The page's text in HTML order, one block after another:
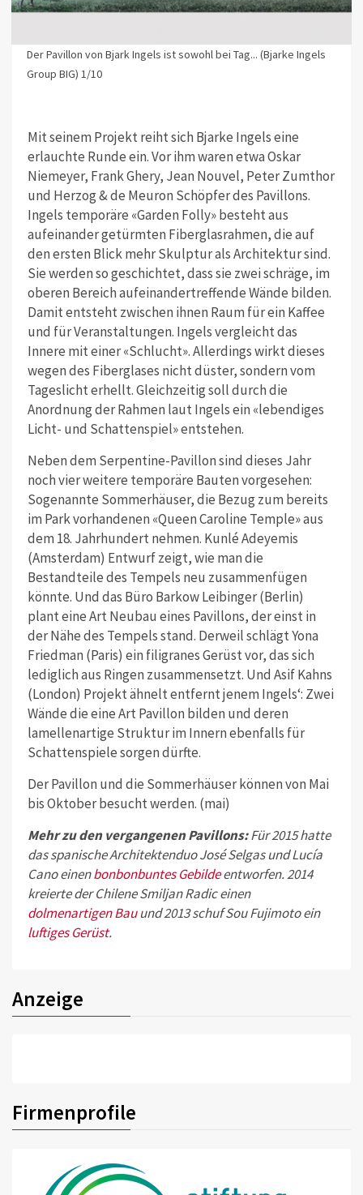
Der Pavillon von Bjark Ingels ist sowohl bei Tag... (Bjarke Ingels
Group BIG) 1/10
Mit seinem Projekt reiht sich Bjarke Ingels eine
erlauchte Runde ein. Vor ihm waren etwa Oskar
Niemeyer, Frank Ghery, Jean Nouvel, Peter Zumthor
und Herzog & de Meuron Schöpfer des Pavillons.
Ingels temporäre «Garden Folly» besteht aus
aufeinander getürmten Fiberglasrahmen, die auf
den ersten Blick mehr Skulptur als Architektur sind.
Sie werden so geschichtet, dass sie zwei schräge, im
oberen Bereich aufeinandertreffende Wände bilden.
Damit entsteht zwischen ihnen Raum für ein Kaffee
und für Veranstaltungen. Ingels vergleicht das
Innere mit einer «Schlucht». Allerdings wirkt dieses
wegen des Fiberglases nicht düster, sondern vom
Tageslicht erhellt. Gleichzeitig soll durch die
Anordnung der Rahmen laut Ingels ein «lebendiges
Licht- und Schattenspiel» entstehen.
Neben dem Serpentine-Pavillon sind dieses Jahr
noch vier weitere temporäre Bauten vorgesehen:
Sogenannte Sommerhäuser, die Bezug zum bereits
im Park vorhandenen «Queen Caroline Temple» aus
dem 18. Jahrhundert nehmen. Kunlé Adeyemis
(Amsterdam) Entwurf zeigt, wie man die
Bestandteile des Tempels neu zusammenfügen
könnte. Und das Büro Barkow Leibinger (Berlin)
plant eine Art Neubau eines Pavillons, der einst in
der Nähe des Tempels stand. Derweil schlägt Yona
Friedman (Paris) ein filigranes Gerüst vor, das sich
lediglich aus Ringen zusammensetzt. Und Asif Kahns
(London) Projekt ähnelt entfernt jenem Ingels‘: Zwei
Wände die eine Art Pavillon bilden und deren
lamellenartige Struktur im Innern ebenfalls für
Schattenspiele sorgen dürfte.
Der Pavillon und die Sommerhäuser können von Mai
bis Oktober besucht werden. (mai)
Mehr zu den vergangenen Pavillons:Für 2015 hatte
das spanische Architektenduo José Selgas und Lucía
Cano einenbonbonbuntes Gebildeentworfen. 2014
kreierte der Chilene Smiljan Radic einen
dolmenartigen Bauund 2013 schuf Sou Fujimoto ein
luftiges Gerüst.
Anzeige
Firmenprofile